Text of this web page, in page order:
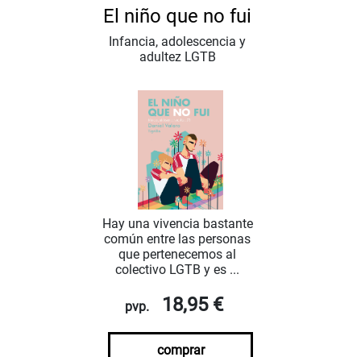
El niño que no fui
Infancia, adolescencia y
adultez LGTB
Hay una vivencia bastante
común entre las personas
que pertenecemos al
colectivo LGTB y es ...
pvp. 18,95 €
comprar